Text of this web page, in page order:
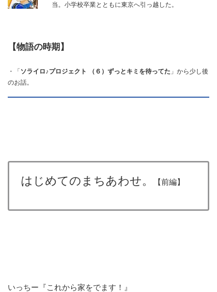
当。小学校卒業とともに東京へ引っ越した。
【物語の時期】
・「ソライロ♪プロジェクト （６）ずっとキミを待ってた 」から少し後
のお話。
はじめてのまちあわせ。 【前編】
いっちー『これから家をでます！』